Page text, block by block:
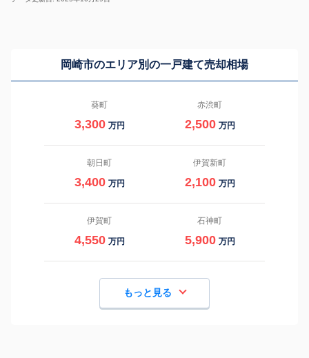
岡崎市のエリア別の一戸建て売却相場
葵町
3,300 万円
赤渋町
2,500 万円
朝日町
3,400 万円
伊賀新町
2,100 万円
伊賀町
4,550 万円
石神町
5,900 万円
もっと見る